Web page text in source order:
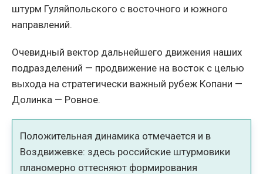
штурм Гуляйпольского с восточного и южного
направлений.
Очевидный вектор дальнейшего движения наших
подразделений — продвижение на восток с целью
выхода на стратегически важный рубеж Копани —
Долинка — Ровное.
Положительная динамика отмечается и в
Воздвижевке: здесь российские штурмовики
планомерно оттесняют формирования